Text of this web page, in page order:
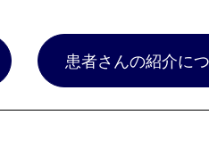
患者さんの紹介に